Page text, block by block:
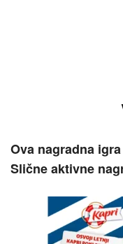
Ova nagradna
Slične aktivne